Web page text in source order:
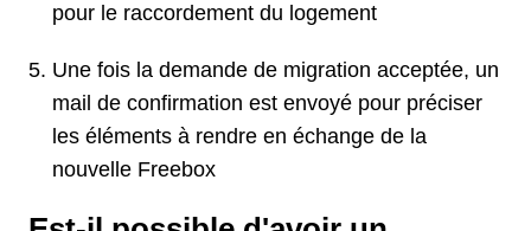
pour le raccordement du logement
Une fois la demande de migration acceptée, un
mail de confirmation est envoyé pour préciser
les éléments à rendre en échange de la
nouvelle Freebox